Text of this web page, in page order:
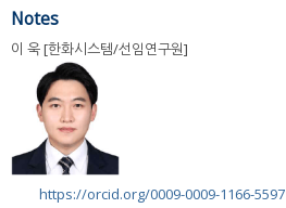
Notes
이 욱 [한화시스템/선임연구원]
https://orcid.org/0009-0009-1166-5597